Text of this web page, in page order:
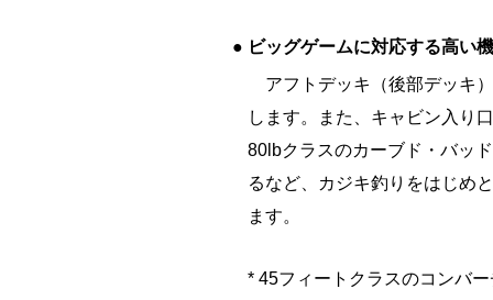
● ビッグゲームに対応する高い
アフトデッキ（後部デッキ
します。また、キャビン入り
80lbクラスのカーブド・バッ
るなど、カジキ釣りをはじめ
ます。
* 45フィートクラスのコンバ